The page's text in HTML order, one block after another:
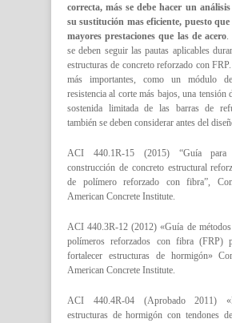
correcta, más se debe hacer un
su sustitución mas eficiente, puesto que
mayores prestaciones que las de acero.
se deben seguir las pautas aplicables
estructuras de concreto reforzado con
más importantes, como un módulo
resistencia al corte más bajos, una tensión
sostenida limitada de las barras de
también se deben considerar antes del
ACI 440.1R-15 (2015) “Guía
construcción de concreto estructural
de polímero reforzado con fibra”,
American Concrete Institute.
ACI 440.3R-12 (2012) «Guía de métodos
polímeros reforzados con fibra (FRP)
fortalecer estructuras de hormigón»
American Concrete Institute.
ACI 440.4R-04 (Aprobado 2011)
estructuras de hormigón con tendones